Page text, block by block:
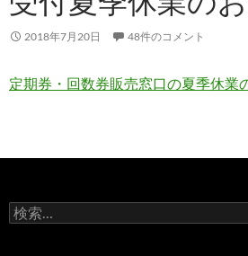
プ
2018年7月20日 48件のコメント
定期券・回数券販売窓口の夏季休業
検
索: